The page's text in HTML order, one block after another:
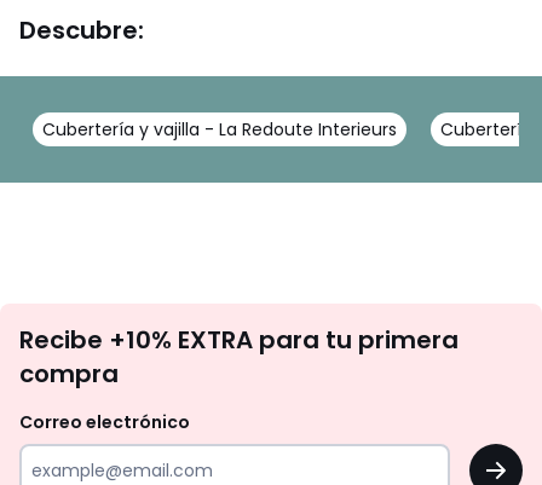
Descubre:
Cubertería y vajilla - La Redoute Interieurs Cubertería
te
tu
Recibe +10% EXTRA para tu primera
compra
Correo electrónico
OK